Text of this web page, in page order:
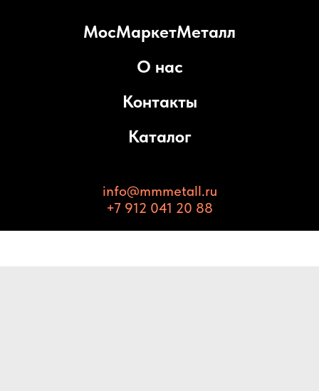
МосМаркетМеталл
О нас
Контакты
Каталог
info@mmmetall.ru
+7 912 041 20 88